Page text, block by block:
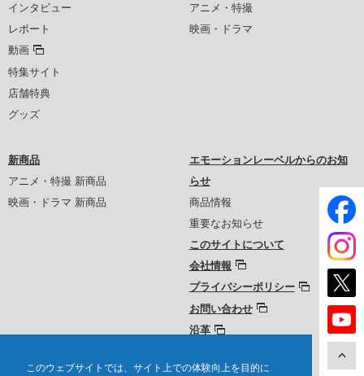
このウェブサイトでは、サイト上での体験向上を目的に
インタビュー
レポート
動画
特集サイト
店舗特典
グッズ
アニメ・特撮
映画・ドラマ
新商品
アニメ・特撮 新商品
映画・ドラマ 新商品
エモーションレーベルからのお知
らせ
商品情報
重要なお知らせ
このサイトについて
会社情報
プライバシーポリシー
お問い合わせ
沿革